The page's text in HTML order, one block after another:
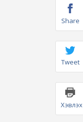
Share
Tweet
Хэвлэх